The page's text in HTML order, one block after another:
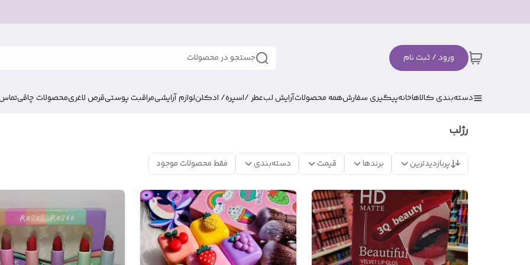
ورود / ثبت نام جستجو در محصولات
دسته‌بندی کالاهاخانهپیگیری سفارشهمه محصولاتآرایش لبعطر /اسپره/ ادکلنلوازم آرایشیمراقبت پوستیقرص لاغریمحصولات چاقیتماس
رژلب
پربازدیدترین برندها قیمت دسته‌بندی فقط محصولات موجود